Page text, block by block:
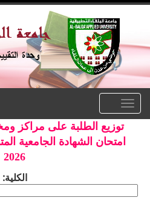
navigation
توزيع الطلبة على مراكز
امتحان الشهادة الجامعية
2026
الكلية: